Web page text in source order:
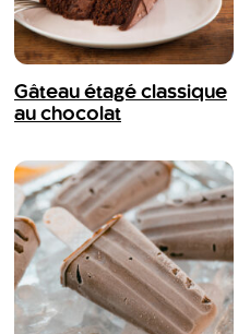
Gâteau étagé classique
au chocolat